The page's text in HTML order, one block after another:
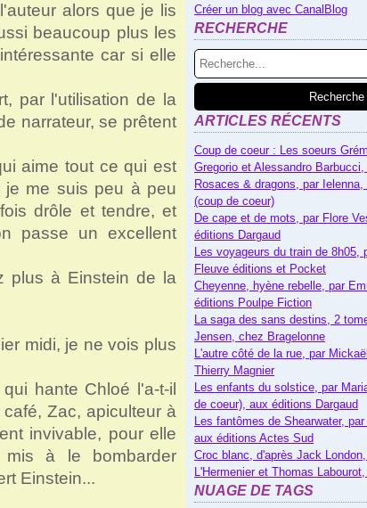
alors que je lis
beaucoup plus les
car si elle
par l'utilisation de la
narrateur, se prêtent
aime tout ce qui est
je me suis peu à peu
drôle et tendre, et
passe un excellent
plus à Einstein de la
midi, je ne vois plus
hante Chloé l'a-t-il
Zac, apiculteur à
invivable, pour elle
à le bombarder
Einstein...
Créer un blog avec CanalBlog
RECHERCHE
ARTICLES RÉCENTS
Coup de coeur : Les soeurs
Gregorio et Alessandro
Rosaces & dragons, par
(coup de coeur)
De cape et de mots, par Flore
éditions Dargaud
Les voyageurs du train de 8h05,
Fleuve éditions et Pocket
Cheyenne, hyène rebelle, par
éditions Poulpe Fiction
La saga des sans destins, 2
Jensen, chez Bragelonne
L'autre côté de la rue, par
Thierry Magnier
Les enfants du solstice, par
de coeur), aux éditions Dargaud
Les fantômes de Shearwater,
aux éditions Actes Sud
Croc blanc, d'après Jack
L'Hermenier et Thomas
NUAGE DE TAGS